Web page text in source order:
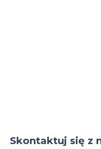
Skontaktuj się z